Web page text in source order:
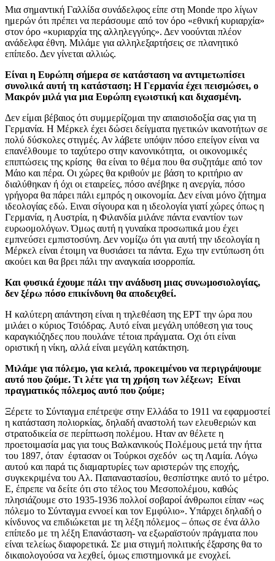
Μια σημαντική Γαλλίδα συνάδελφος είπε στη Monde προ λίγων
ημερών ότι πρέπει να περάσουμε από τον όρο «εθνική κυριαρχία»
στον όρο «κυριαρχία της αλληλεγγύης». Δεν νοούνται πλέον
ανάδελφα έθνη. Μιλάμε για αλληλεξαρτήσεις σε πλανητικό
επίπεδο. Δεν γίνεται αλλιώς.
Είναι η Ευρώπη σήμερα σε κατάσταση να αντιμετωπίσει
συνολικά αυτή τη κατάσταση; Η Γερμανία έχει πεισμώσει, ο
Μακρόν μιλά για μια Ευρώπη εγωιστική και διχασμένη.
Δεν είμαι βέβαιος ότι συμμερίζομαι την απαισιοδοξία σας για τη
Γερμανία. Η Μέρκελ έχει δώσει δείγματα ηγετικών ικανοτήτων σε
πολύ δύσκολες στιγμές. Αν λάβετε υπόψιν πόσο επείγον είναι να
επανέλθουμε το ταχύτερο στην κανονικότητα, οι οικονομικές
επιπτώσεις της κρίσης θα είναι το θέμα που θα συζητάμε από τον
Μάιο και πέρα. Οι χώρες θα κριθούν με βάση το κριτήριο αν
διαλύθηκαν ή όχι οι εταιρείες, πόσο ανέβηκε η ανεργία, πόσο
γρήγορα θα πάρει πάλι εμπρός η οικονομία. Δεν είναι μόνο ζήτημα
ιδεολογίας εδώ. Ειναι σίγουρα και η ιδεολογία γιατί χώρες όπως η
Γερμανία, η Αυστρία, η Φιλανδία μιλάνε πάντα εναντίον των
ευρωομολόγων. Όμως αυτή η γυναίκα προσωπικά μου έχει
εμπνεύσει εμπιστοσύνη. Δεν νομίζω ότι για αυτή την ιδεολογία η
Μέρκελ είναι έτοιμη να θυσιάσει τα πάντα. Εχω την εντύπωση ότι
ακούει και θα βρει πάλι την αναγκαία ισορροπία.
Και φυσικά έχουμε πάλι την ανάδυση μιας συνωμοσιολογίας,
δεν ξέρω πόσο επικίνδυνη θα αποδειχθεί.
Η καλύτερη απάντηση είναι η τηλεθέαση της ΕΡΤ την ώρα που
μιλάει ο κύριος Τσιόδρας. Αυτό είναι μεγάλη υπόθεση για τους
καραγκιόζηδες που πουλάνε τέτοια πράγματα. Οχι ότι είναι
οριστική η νίκη, αλλά είναι μεγάλη κατάκτηση.
Μιλάμε για πόλεμο, για κελιά, προκειμένου να περιγράψουμε
αυτό που ζούμε. Τι λέτε για τη χρήση των λέξεων; Είναι
πραγματικός πόλεμος αυτό που ζούμε;
Ξέρετε το Σύνταγμα επέτρεψε στην Ελλάδα το 1911 να εφαρμοστεί
η κατάσταση πολιορκίας, δηλαδή αναστολή των ελευθεριών και
στρατοδικεία σε περίπτωση πολέμου. Ηταν αν θέλετε η
προετοιμασία μας για τους Βαλκανικούς Πολέμους μετά την ήττα
του 1897, όταν έφτασαν οι Τούρκοι σχεδόν ως τη Λαμία. Λόγω
αυτού και παρά τις διαμαρτυρίες των αριστερών της εποχής,
συγκεκριμένα του Αλ. Παπαναστασίου, θεσπίστηκε αυτό το μέτρο.
Ε, έπρεπε να δείτε ότι στο τέλος του Μεσοπολέμου, καθώς
πλησιάζουμε στο 1935-1936 πολλοί σοβαροί άνθρωποι είπαν «ως
πόλεμο το Σύνταγμα εννοεί και τον Εμφύλιο». Υπάρχει δηλαδή ο
κίνδυνος να επιδιώκεται με τη λέξη πόλεμος – όπως σε ένα άλλο
επίπεδο με τη λέξη Επανάσταση- να εξωραϊστούν πράγματα που
είναι τελείως διαφορετικά. Σε μια στιγμή πολιτικής έξαρσης θα το
δικαιολογούσα να λεχθεί, όμως επιστημονικά με ενοχλεί.